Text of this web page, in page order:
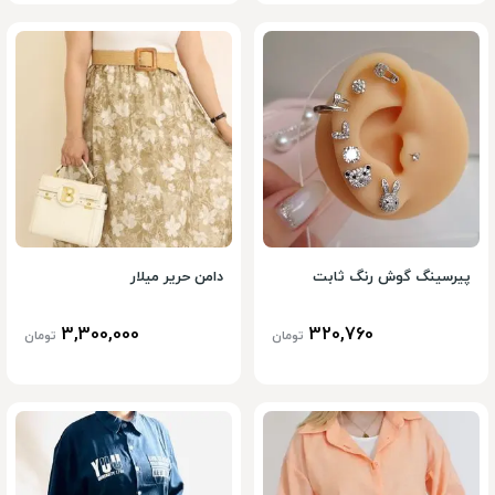
پیرسینگ گوش رنگ ثابت
320,760 تومان
دامن حریر میلار
3,300,000 تومان